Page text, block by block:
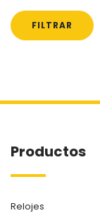
Precio
mínimo
Precio
máximoFILTRAR
Productos
Relojes